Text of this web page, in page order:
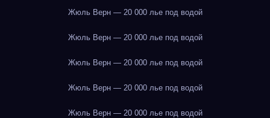
Жюль Верн — 20 000 лье под водой
Жюль Верн — 20 000 лье под водой
Жюль Верн — 20 000 лье под водой
Жюль Верн — 20 000 лье под водой
Жюль Верн — 20 000 лье под водой